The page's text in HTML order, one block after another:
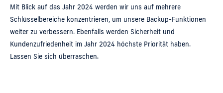
Mit Blick auf das Jahr 2024 werden wir uns auf mehrere
Schlüsselbereiche konzentrieren, um unsere Backup-Funktionen
weiter zu verbessern. Ebenfalls werden Sicherheit und
Kundenzufriedenheit im Jahr 2024 höchste Priorität haben.
Lassen Sie sich überraschen.